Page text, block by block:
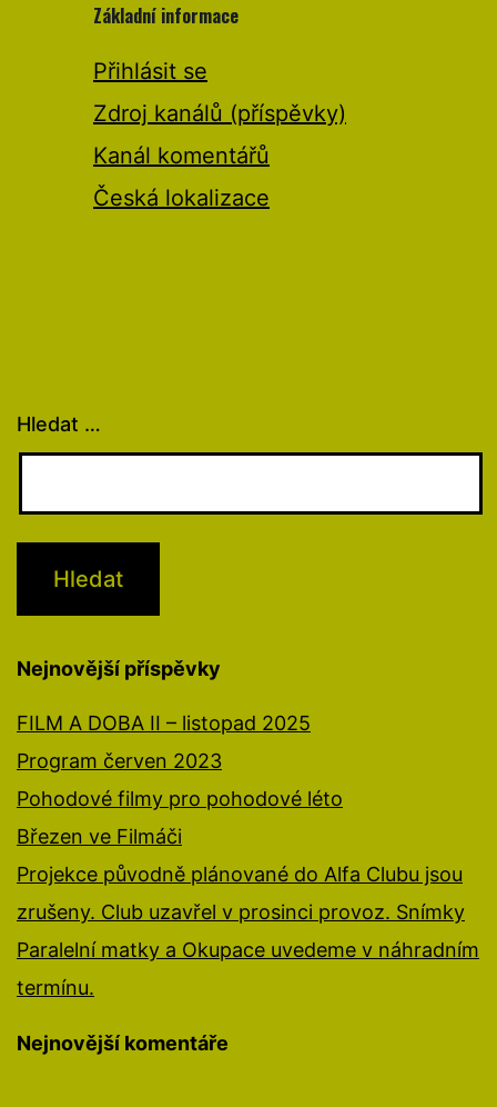
Základní informace
Přihlásit se
Zdroj kanálů (příspěvky)
Kanál komentářů
Česká lokalizace
Hledat …
Nejnovější příspěvky
FILM A DOBA II – listopad 2025
Program červen 2023
Pohodové filmy pro pohodové léto
Březen ve Filmáči
Projekce původně plánované do Alfa Clubu jsou
zrušeny. Club uzavřel v prosinci provoz. Snímky
Paralelní matky a Okupace uvedeme v náhradním
termínu.
Nejnovější komentáře